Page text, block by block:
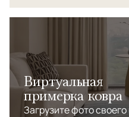
Виртуальная
примерка ковра
Загрузите фото